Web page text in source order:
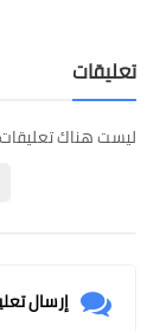
تعليقات
ليست هناك تعليقات
إرسال